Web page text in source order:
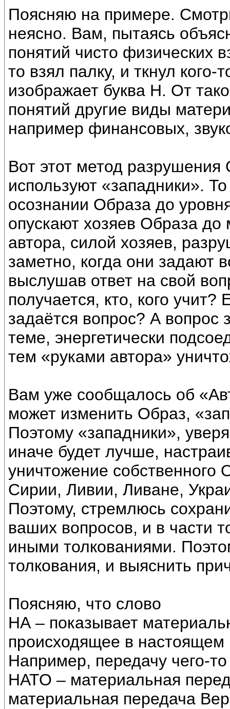
Поясняю на примере.
неясно. Вам, пытаясь
понятий чисто физических
то взял палку, и ткнул кого-
изображает буква Н. От
понятий другие виды
например финансовых,
Вот этот метод
используют «западники».
осознании Образа до
опускают хозяев Образа до
автора, силой хозяев,
заметно, когда они задают
выслушав ответ на свой
получается, кто, кого
задаётся вопрос? А вопрос
теме, энергетически
тем «руками автора»
Вам уже сообщалось об
может изменить Образ,
Поэтому «западники»,
иначе будет лучше,
уничтожение
Сирии, Ливии, Ливане,
Поэтому, стремлюсь
ваших вопросов, и в части
иными толкованиями.
толкования, и выяснить
Поясняю, что слово
НА – показывает
происходящее в настоящем
Например, передачу чего-
НАТО – материальная
материальная передача